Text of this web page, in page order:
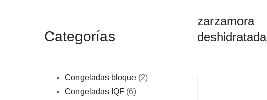
Categorías
Congeladas bloque 2
Congeladas IQF 6
zarzamora
deshidratada